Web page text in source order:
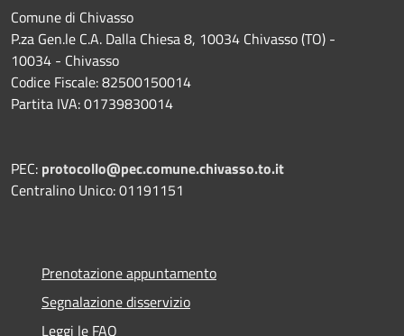
Comune di Chivasso
P.za Gen.le C.A. Dalla Chiesa 8, 10034 Chivasso (TO) -
10034 - Chivasso
Codice Fiscale: 82500150014
Partita IVA: 01739830014
PEC: protocollo@pec.comune.chivasso.to.it
Centralino Unico: 01191151
Prenotazione appuntamento
Segnalazione disservizio
Leggi le FAQ